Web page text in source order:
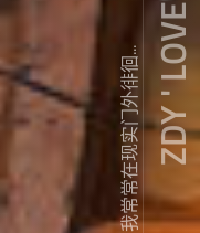
我常常在现实门外徘徊...ZDY ' LOVE